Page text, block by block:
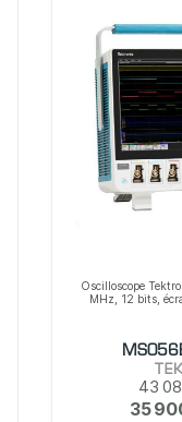
Oscilloscope
MHz, 12 bits,
43
35